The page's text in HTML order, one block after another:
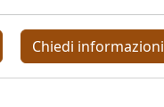
Chiedi informazioni